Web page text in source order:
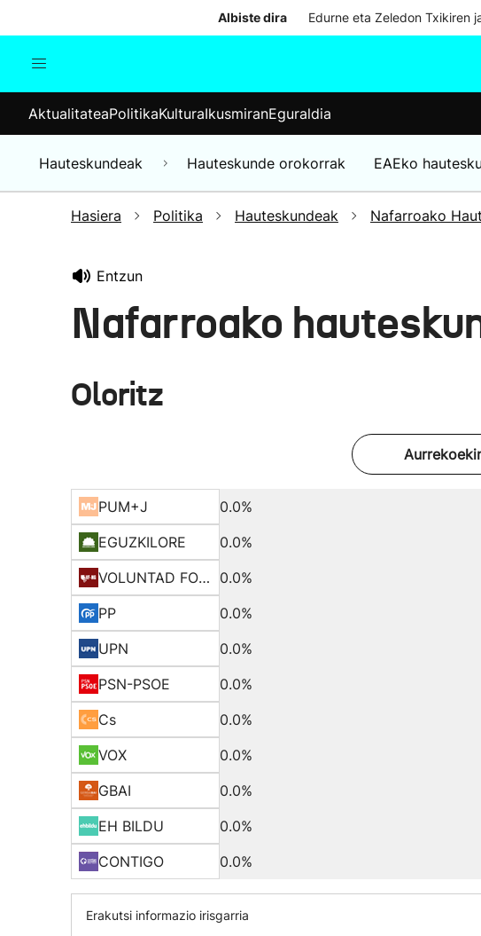
Albiste dira Edurne eta Zeledon Txikiren
Munduko albisteak
Hauteskundeak
AktualitateaPolitikaKulturaIkusmiranEguraldia
Hauteskundeak Hauteskunde orokorrak EAEko
Hasiera Politika Hauteskundeak Nafarroako
Entzun
Nafarroako
Oloritz
PUM+J
0.0%
EGUZKILORE
0.0%
VOLUNTAD FORAL
0.0%
PP
0.0%
UPN
0.0%
PSN-PSOE
0.0%
Cs
0.0%
VOX
0.0%
GBAI
0.0%
EH BILDU
0.0%
CONTIGO
0.0%
Erakutsi informazio irisgarria